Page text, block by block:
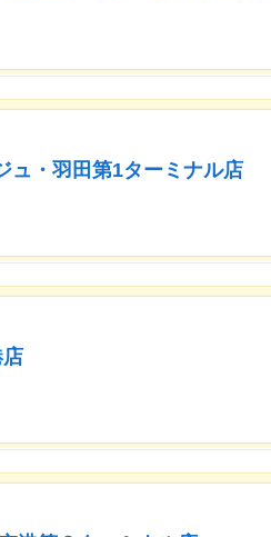
ュ・羽田第1ターミナル店